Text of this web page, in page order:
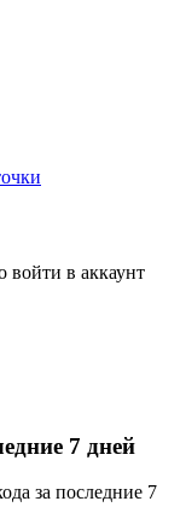
войти в аккаунт
7 дней
за последние 7